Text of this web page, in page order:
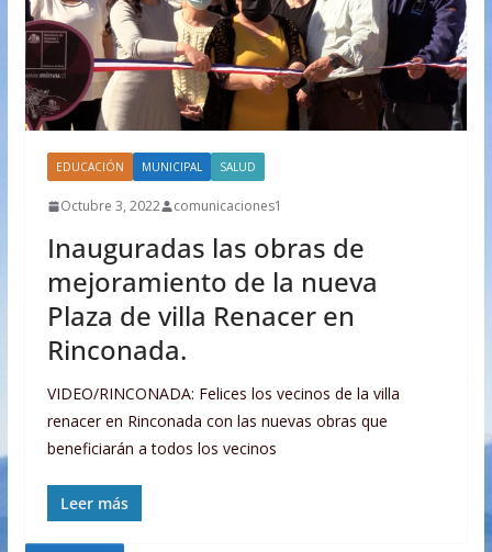
EDUCACIÓN MUNICIPAL SALUD
Octubre 3, 2022 comunicaciones1
Inauguradas las obras de
mejoramiento de la nueva
Plaza de villa Renacer en
Rinconada.
VIDEO/RINCONADA: Felices los vecinos de la villa
renacer en Rinconada con las nuevas obras que
beneficiarán a todos los vecinos
Leer más